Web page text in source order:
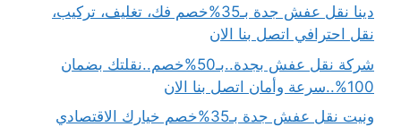
دينا نقل عفش جدة بـ35%خصم فك، تغليف، تركيب،
نقل احترافي اتصل بنا الان
شركة نقل عفش بجدة..بـ50%خصم..نقلتك بضمان
100%..سرعة وأمان اتصل بنا الان
ونيت نقل عفش جدة بـ35%خصم خيارك الاقتصادي